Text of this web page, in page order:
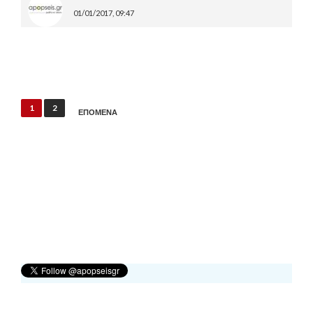
01/01/2017, 09:47
Π
η
ά
1 2 ΕΠΟΜΕΝΑ